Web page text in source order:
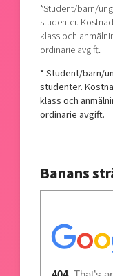
*Student/barn/
studenter.
klass och
ordinarie avgift.
* Student/barn/
studenter.
klass och
ordinarie avgift.
Banans